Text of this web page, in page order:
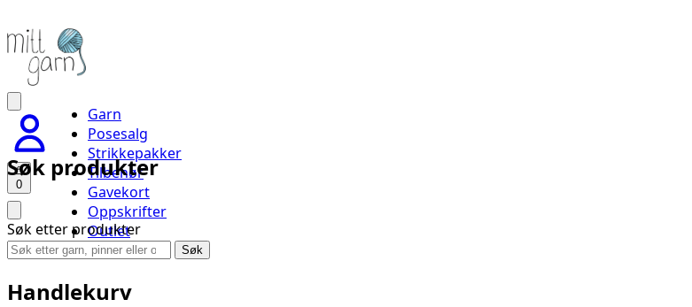
0
Garn
Posesalg
Strikkepakker
Tilbehør
Gavekort
Oppskrifter
Outlet
Handlevogn
Søk produkter
Søk etter produkter
Søk
Handlekurv